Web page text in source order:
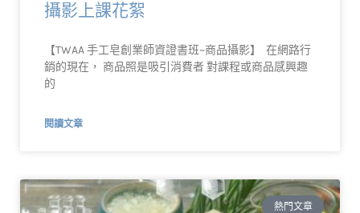
攝影上課花絮
【TWAA 手工皂創業師資證書班~商品攝影】 ​ 在網路行
銷的現在， 商品照是吸引消費者 對課程或商品感興趣
的
閱讀文章
熱門文章